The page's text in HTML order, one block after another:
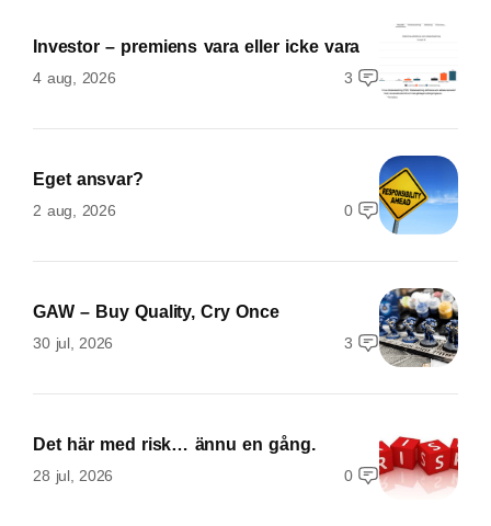
Investor – premiens vara eller icke vara
4 aug, 2026 3
Eget ansvar?
2 aug, 2026 0
GAW – Buy Quality, Cry Once
30 jul, 2026 3
Det här med risk… ännu en gång.
28 jul, 2026 0